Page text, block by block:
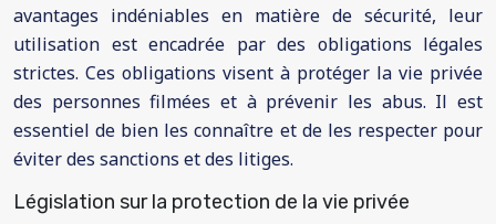
avantages indéniables en matière de sécurité, leur
utilisation est encadrée par des obligations légales
strictes. Ces obligations visent à protéger la vie privée
des personnes filmées et à prévenir les abus. Il est
essentiel de bien les connaître et de les respecter pour
éviter des sanctions et des litiges.
Législation sur la protection de la vie privée